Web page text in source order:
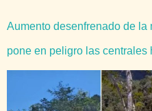
Aumento desenfrenado de
pone en peligro las centrales